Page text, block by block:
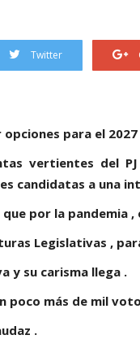
Twitter
opciones para el
vertientes del
candidatas a una
que por la
Legislativas ,
y su carisma llega .
poco más de mil
.